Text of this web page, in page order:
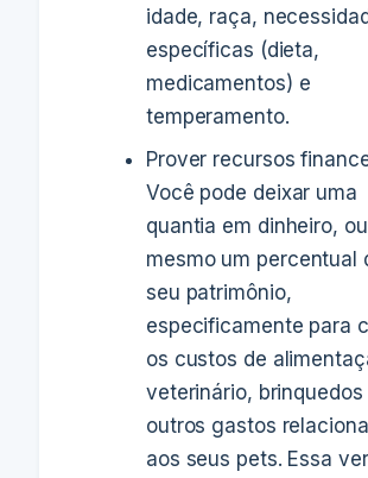
idade, raça,
específicas (dieta,
medicamentos) e
temperamento.
Prover recursos
Você pode deixar uma
quantia em dinheiro,
mesmo um percentual
seu patrimônio,
especificamente para
os custos de
veterinário, brinquedos
outros gastos
aos seus pets. Essa